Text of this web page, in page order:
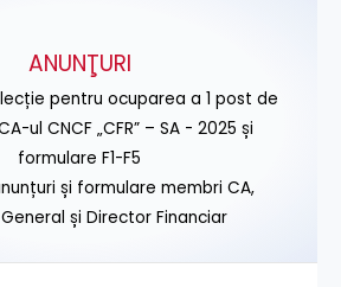
ANUNŢURI
pentru ocuparea a 1 post de
ul CNCF „CFR” – SA - 2025 și
formulare F1-F5
și formulare membri CA,
și Director Financiar